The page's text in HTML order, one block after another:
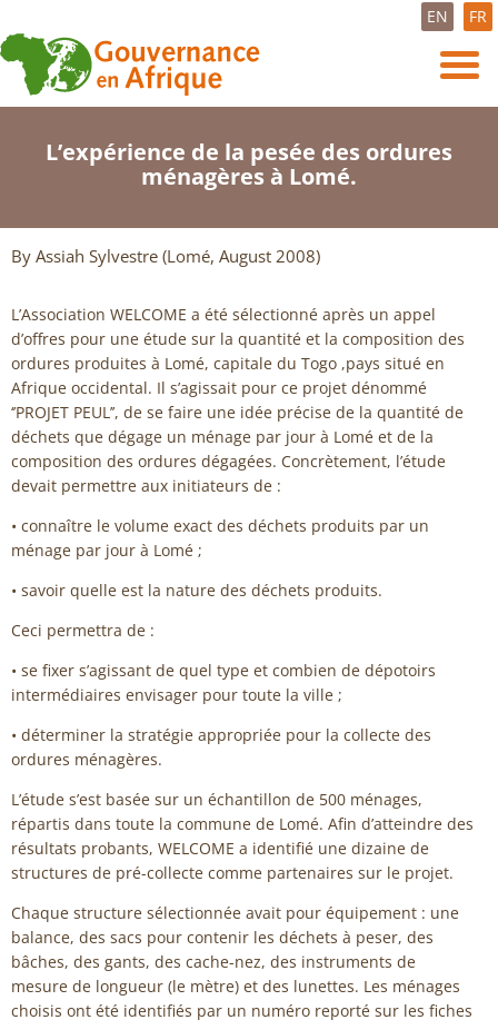
EN FR
L’expérience de la pesée des ordures
ménagères à Lomé.
By Assiah Sylvestre (Lomé, August 2008)
L’Association WELCOME a été sélectionné après un appel
d’offres pour une étude sur la quantité et la composition des
ordures produites à Lomé, capitale du Togo ,pays situé en
Afrique occidental. Il s’agissait pour ce projet dénommé
‘’PROJET PEUL’’, de se faire une idée précise de la quantité de
déchets que dégage un ménage par jour à Lomé et de la
composition des ordures dégagées. Concrètement, l’étude
devait permettre aux initiateurs de :
• connaître le volume exact des déchets produits par un
ménage par jour à Lomé ;
• savoir quelle est la nature des déchets produits.
Ceci permettra de :
• se fixer s’agissant de quel type et combien de dépotoirs
intermédiaires envisager pour toute la ville ;
• déterminer la stratégie appropriée pour la collecte des
ordures ménagères.
L’étude s’est basée sur un échantillon de 500 ménages,
répartis dans toute la commune de Lomé. Afin d’atteindre des
résultats probants, WELCOME a identifié une dizaine de
structures de pré-collecte comme partenaires sur le projet.
Chaque structure sélectionnée avait pour équipement : une
balance, des sacs pour contenir les déchets à peser, des
bâches, des gants, des cache-nez, des instruments de
mesure de longueur (le mètre) et des lunettes. Les ménages
choisis ont été identifiés par un numéro reporté sur les fiches